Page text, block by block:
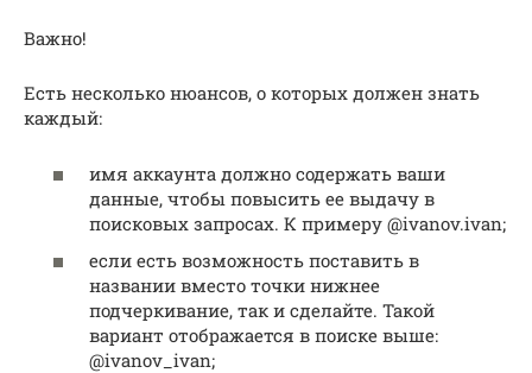
Важно!
Есть несколько нюансов, о которых должен знать
каждый:
имя аккаунта должно содержать ваши
данные, чтобы повысить ее выдачу в
поисковых запросах. К примеру @ivanov.ivan;
если есть возможность поставить в
названии вместо точки нижнее
подчеркивание, так и сделайте. Такой
вариант отображается в поиске выше:
@ivanov_ivan;